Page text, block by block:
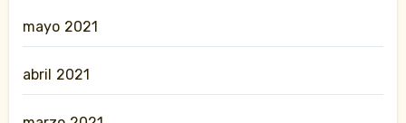
mayo 2021
abril 2021